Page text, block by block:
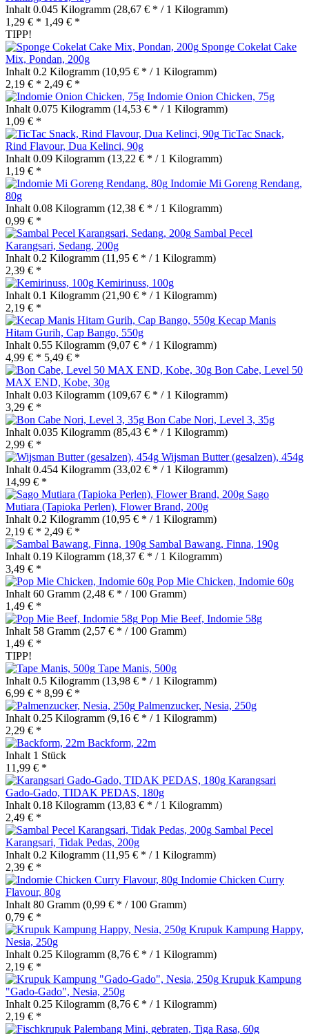
Inhalt 0.045 Kilogramm (28,67 € * / 1 Kilogramm)
1,29 € * 1,49 € *
TIPP!
Sponge Cokelat Cake
Mix, Pondan, 200g
Inhalt 0.2 Kilogramm (10,95 € * / 1 Kilogramm)
2,19 € * 2,49 € *
Indomie Onion Chicken, 75g
Inhalt 0.075 Kilogramm (14,53 € * / 1 Kilogramm)
1,09 € *
TicTac Snack,
Rind Flavour, Dua Kelinci, 90g
Inhalt 0.09 Kilogramm (13,22 € * / 1 Kilogramm)
1,19 € *
Indomie Mi Goreng Rendang,
80g
Inhalt 0.08 Kilogramm (12,38 € * / 1 Kilogramm)
0,99 € *
Sambal Pecel
Karangsari, Sedang, 200g
Inhalt 0.2 Kilogramm (11,95 € * / 1 Kilogramm)
2,39 € *
Kemirinuss, 100g
Inhalt 0.1 Kilogramm (21,90 € * / 1 Kilogramm)
2,19 € *
Kecap Manis
Hitam Gurih, Cap Bango, 550g
Inhalt 0.55 Kilogramm (9,07 € * / 1 Kilogramm)
4,99 € * 5,49 € *
Bon Cabe, Level 50
MAX END, Kobe, 30g
Inhalt 0.03 Kilogramm (109,67 € * / 1 Kilogramm)
3,29 € *
Bon Cabe Nori, Level 3, 35g
Inhalt 0.035 Kilogramm (85,43 € * / 1 Kilogramm)
2,99 € *
Wijsman Butter (gesalzen), 454g
Inhalt 0.454 Kilogramm (33,02 € * / 1 Kilogramm)
14,99 € *
Sago
Mutiara (Tapioka Perlen), Flower Brand, 200g
Inhalt 0.2 Kilogramm (10,95 € * / 1 Kilogramm)
2,19 € * 2,49 € *
Sambal Bawang, Finna, 190g
Inhalt 0.19 Kilogramm (18,37 € * / 1 Kilogramm)
3,49 € *
Pop Mie Chicken, Indomie 60g
Inhalt 60 Gramm (2,48 € * / 100 Gramm)
1,49 € *
Pop Mie Beef, Indomie 58g
Inhalt 58 Gramm (2,57 € * / 100 Gramm)
1,49 € *
TIPP!
Tape Manis, 500g
Inhalt 0.5 Kilogramm (13,98 € * / 1 Kilogramm)
6,99 € * 8,99 € *
Palmenzucker, Nesia, 250g
Inhalt 0.25 Kilogramm (9,16 € * / 1 Kilogramm)
2,29 € *
Backform, 22m
Inhalt 1 Stück
11,99 € *
Karangsari
Gado-Gado, TIDAK PEDAS, 180g
Inhalt 0.18 Kilogramm (13,83 € * / 1 Kilogramm)
2,49 € *
Sambal Pecel
Karangsari, Tidak Pedas, 200g
Inhalt 0.2 Kilogramm (11,95 € * / 1 Kilogramm)
2,39 € *
Indomie Chicken Curry
Flavour, 80g
Inhalt 80 Gramm (0,99 € * / 100 Gramm)
0,79 € *
Krupuk Kampung Happy,
Nesia, 250g
Inhalt 0.25 Kilogramm (8,76 € * / 1 Kilogramm)
2,19 € *
Krupuk Kampung
"Gado-Gado", Nesia, 250g
Inhalt 0.25 Kilogramm (8,76 € * / 1 Kilogramm)
2,19 € *